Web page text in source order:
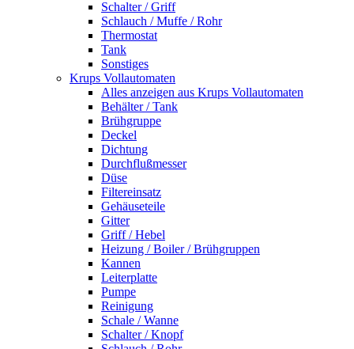
Schalter / Griff
Schlauch / Muffe / Rohr
Thermostat
Tank
Sonstiges
Krups Vollautomaten
Alles anzeigen aus Krups Vollautomaten
Behälter / Tank
Brühgruppe
Deckel
Dichtung
Durchflußmesser
Düse
Filtereinsatz
Gehäuseteile
Gitter
Griff / Hebel
Heizung / Boiler / Brühgruppen
Kannen
Leiterplatte
Pumpe
Reinigung
Schale / Wanne
Schalter / Knopf